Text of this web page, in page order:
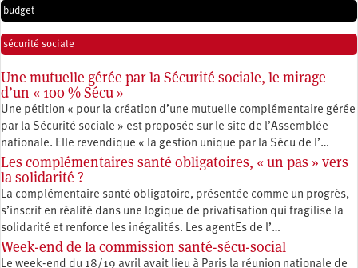
budget
sécurité sociale
Une mutuelle gérée par la Sécurité sociale, le mirage
d’un « 100 % Sécu »
Une pétition « pour la création d’une mutuelle complémentaire gérée
par la Sécurité sociale » est proposée sur le site de l’Assemblée
nationale. Elle revendique « la gestion unique par la Sécu de l’…
Les complémentaires santé obligatoires, « un pas » vers
la solidarité ?
La complémentaire santé obligatoire, présentée comme un progrès,
s’inscrit en réalité dans une logique de privatisation qui fragilise la
solidarité et renforce les inégalités. Les agentEs de l’…
Week-end de la commission santé-sécu-social
Le week-end du 18/19 avril avait lieu à Paris la réunion nationale de